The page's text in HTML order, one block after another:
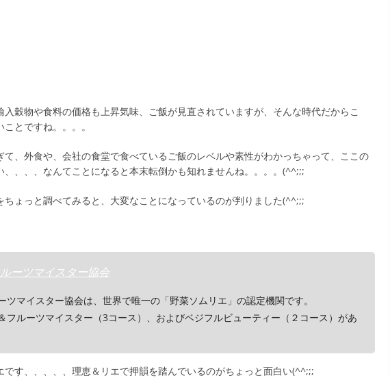
穀物や食料の価格も上昇気味、ご飯が見直されていますが、そんな時代だからこ
とですね。。。。
、外食や、会社の食堂で食べているご飯のレベルや素性がわかっちゃって、ここの
、、、、なんてことになると本末転倒かも知れませんね。。。。(^^;;;
ちょっと調べてみると、大変なことになっているのが判りました(^^;;;
ーツマイスター協会
ツマイスター協会は、世界で唯一の「野菜ソムリエ」の認定機関です。
フルーツマイスター（3コース）、およびベジフルビューティー（２コース）があ
です、、、、、理恵＆リエで押韻を踏んでいるのがちょっと面白い(^^;;;